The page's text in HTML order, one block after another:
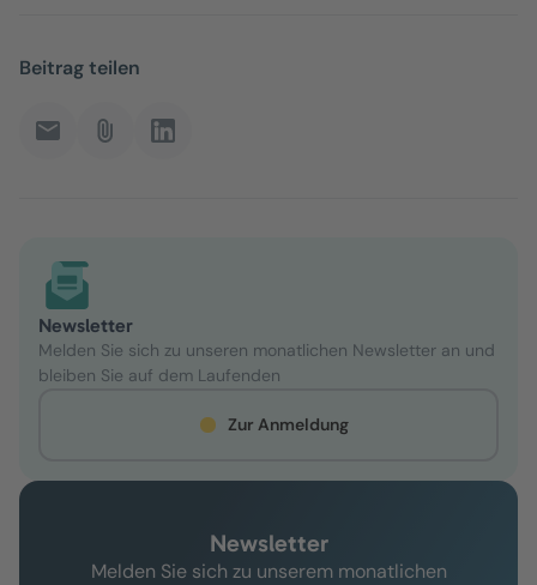
Newsletter
Melden Sie sich zu unserem monatlichen
Beitrag teilen
Newsletter
Melden Sie sich zu unseren monatlichen Newsletter an und
bleiben Sie auf dem Laufenden
Zur Anmeldung